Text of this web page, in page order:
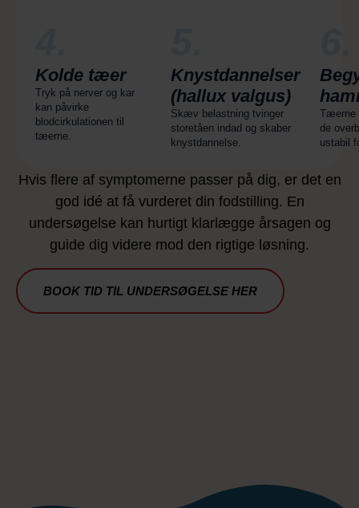
Kolde tæer
Tryk på nerver og kar
kan påvirke
blodcirkulationen til
tæerne.
Knystdannelser
(hallux valgus)
Skæv belastning tvinger
storetåen indad og skaber
knystdannelse.
Tæerne
de
ustabil
Hvis flere af symptomerne passer på dig, er det en
god idé at få vurderet din fodstilling. En
undersøgelse kan hurtigt klarlægge årsagen og
guide dig videre mod den rigtige løsning.
BOOK TID TIL UNDERSØGELSE HER